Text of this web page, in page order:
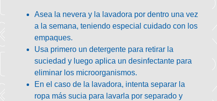
Asea la nevera y la lavadora por dentro una vez
a la semana, teniendo especial cuidado con los
empaques.
Usa primero un detergente para retirar la
suciedad y luego aplica un desinfectante para
eliminar los microorganismos.
En el caso de la lavadora, intenta separar la
ropa más sucia para lavarla por separado y